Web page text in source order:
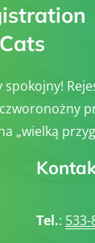
spokojny!
„wielką
Tel.: 533-